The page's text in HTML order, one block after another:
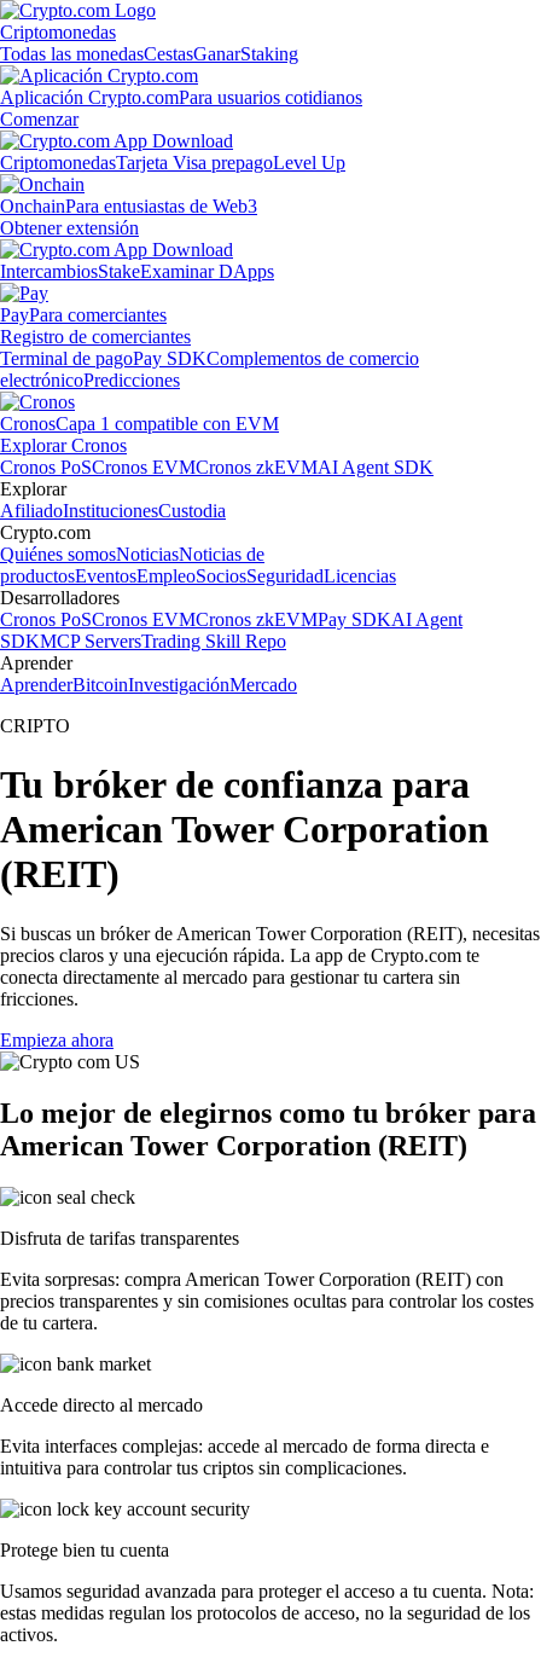
Criptomonedas
Todas las monedasCestasGanarStaking
Aplicación Crypto.comPara usuarios cotidianos
Comenzar
CriptomonedasTarjeta Visa prepagoLevel Up
OnchainPara entusiastas de Web3
Obtener extensión
IntercambiosStakeExaminar DApps
PayPara comerciantes
Registro de comerciantes
Terminal de pagoPay SDKComplementos de comercio
electrónicoPredicciones
CronosCapa 1 compatible con EVM
Explorar Cronos
Cronos PoSCronos EVMCronos zkEVMAI Agent SDK
Explorar
AfiliadoInstitucionesCustodia
Crypto.com
Quiénes somosNoticiasNoticias de
productosEventosEmpleoSociosSeguridadLicencias
Desarrolladores
Cronos PoSCronos EVMCronos zkEVMPay SDKAI Agent
SDKMCP ServersTrading Skill Repo
Aprender
AprenderBitcoinInvestigaciónMercado
CRIPTO
Tu bróker de confianza para
American Tower Corporation
(REIT)
Si buscas un bróker de American Tower Corporation (REIT), necesitas
precios claros y una ejecución rápida. La app de Crypto.com te
conecta directamente al mercado para gestionar tu cartera sin
fricciones.
Empieza ahora
Lo mejor de elegirnos como tu bróker para
American Tower Corporation (REIT)
Disfruta de tarifas transparentes
Evita sorpresas: compra American Tower Corporation (REIT) con
precios transparentes y sin comisiones ocultas para controlar los costes
de tu cartera.
Accede directo al mercado
Evita interfaces complejas: accede al mercado de forma directa e
intuitiva para controlar tus criptos sin complicaciones.
Protege bien tu cuenta
Usamos seguridad avanzada para proteger el acceso a tu cuenta. Nota:
estas medidas regulan los protocolos de acceso, no la seguridad de los
activos.